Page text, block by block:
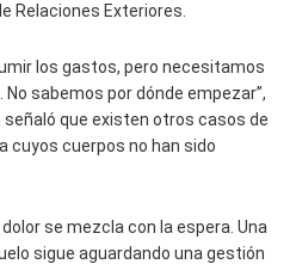
Relaciones Exteriores.
los gastos, pero necesitamos
sabemos por dónde empezar”,
que existen otros casos de
cuyos cuerpos no han sido
se mezcla con la espera. Una
sigue aguardando una gestión